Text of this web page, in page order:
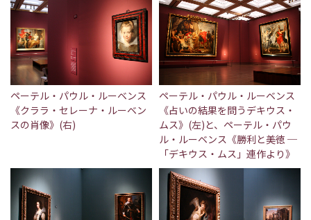
ペーテル・パウル・ルーベンス
《クララ・セレーナ・ルーベン
スの肖像》(右)
ペーテル・パウル・ルーベンス
《占いの結果を問うデキウス・
ムス》(左)と、ペーテル・パウ
ル・ルーベンス《勝利と美徳 ─
「デキウス・ムス」連作より》